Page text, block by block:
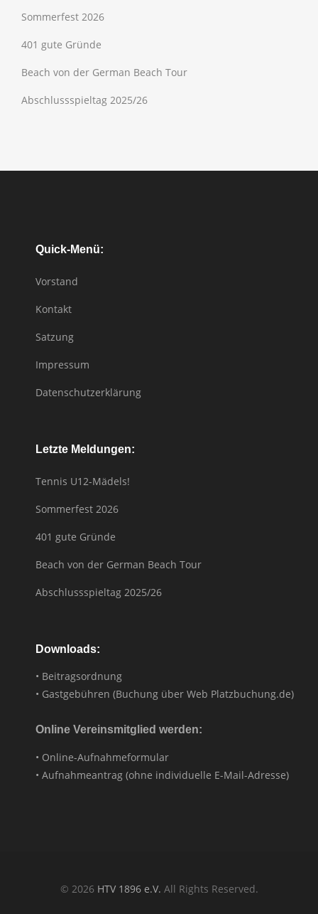
Sommerfest 2026
401 gute Gründe
Beach von der German Beach Tour
Abschlussspieltag 2025/26
Quick-Menü:
Vorstand
Kontakt
Satzung
Impressum
Datenschutzerklärung
Letzte Meldungen:
Tennis U12-Mädels!
Sommerfest 2026
401 gute Gründe
Beach von der German Beach Tour
Abschlussspieltag 2025/26
Downloads:
• Beitragsordnung
• Gastgebühren (Buchung über Web Platzbuchung.de)
Online Vereinsmitglied werden:
• Online-Aufnahmeformular
• Aufnahmeantrag (ohne individuelle E-Mail-Adresse)
© 2026 HTV 1896 e.V. All Rights Reserved.